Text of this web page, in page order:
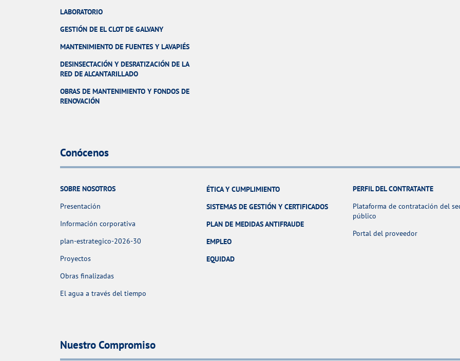
LABORATORIO
GESTIÓN DE EL CLOT DE GALVANY
MANTENIMIENTO DE FUENTES Y LAVAPIÉS
DESINSECTACIÓN Y DESRATIZACIÓN DE LA
RED DE ALCANTARILLADO
OBRAS DE MANTENIMIENTO Y FONDOS DE
RENOVACIÓN
Conócenos
SOBRE NOSOTROS
Presentación
Información corporativa
plan-estrategico-2026-30
Proyectos
Obras finalizadas
El agua a través del tiempo
ÉTICA Y CUMPLIMIENTO
SISTEMAS DE GESTIÓN Y CERTIFICADOS
PLAN DE MEDIDAS ANTIFRAUDE
EMPLEO
EQUIDAD
PERFIL DEL CONTRATANTE
Plataforma de contratación del
público
Portal del proveedor
Nuestro Compromiso